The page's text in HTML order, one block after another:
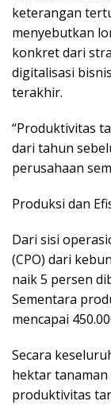
keterangan
menyebutkan
konkret dari
digitalisasi
terakhir.
“Produktivitas
dari tahun
perusahaan
Produksi dan
Dari sisi
(CPO) dari
naik 5 persen
Sementara
mencapai
Secara
hektar
produktivitas